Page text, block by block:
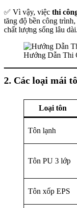
✅ Vì vậy, việc thi
tăng độ bền công
chất lượng sống lâu dài.
Hướng Dẫn Thi
2. Các loại mái
Loại tôn
Tôn lạnh
Tôn PU 3 lớp
Tôn xốp EPS